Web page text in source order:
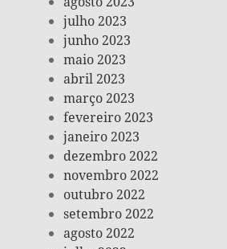
julho 2023
junho 2023
maio 2023
abril 2023
março 2023
fevereiro 2023
janeiro 2023
dezembro 2022
novembro 2022
outubro 2022
setembro 2022
agosto 2022